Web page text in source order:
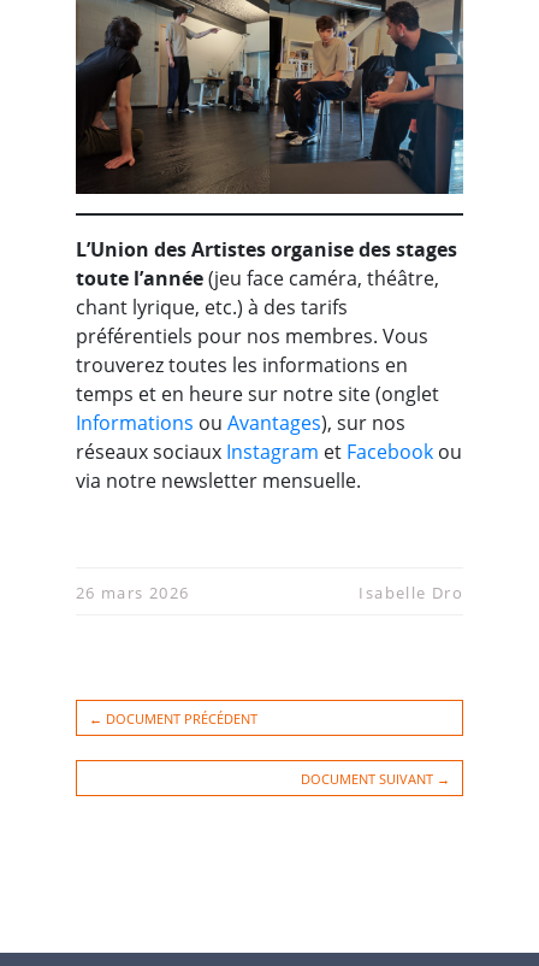
L’Union des Artistes organise des stages
toute l’année(jeu face caméra, théâtre,
chant lyrique, etc.) à des tarifs
préférentiels pour nos membres. Vous
trouverez toutes les informations en
temps et en heure sur notre site (onglet
Informations ou Avantages), sur nos
réseaux sociaux Instagram et Facebookou
via notre newsletter mensuelle.
26 mars 2026 Isabelle Dro
← DOCUMENT PRÉCÉDENT
DOCUMENT SUIVANT →